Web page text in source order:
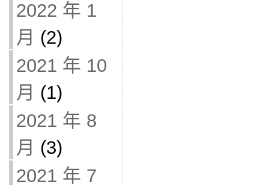
2022 年 1
月 (2)
2021 年 10
月 (1)
2021 年 8
月 (3)
2021 年 7